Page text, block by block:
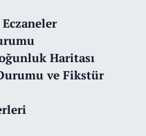
Haritası
ve Fikstür